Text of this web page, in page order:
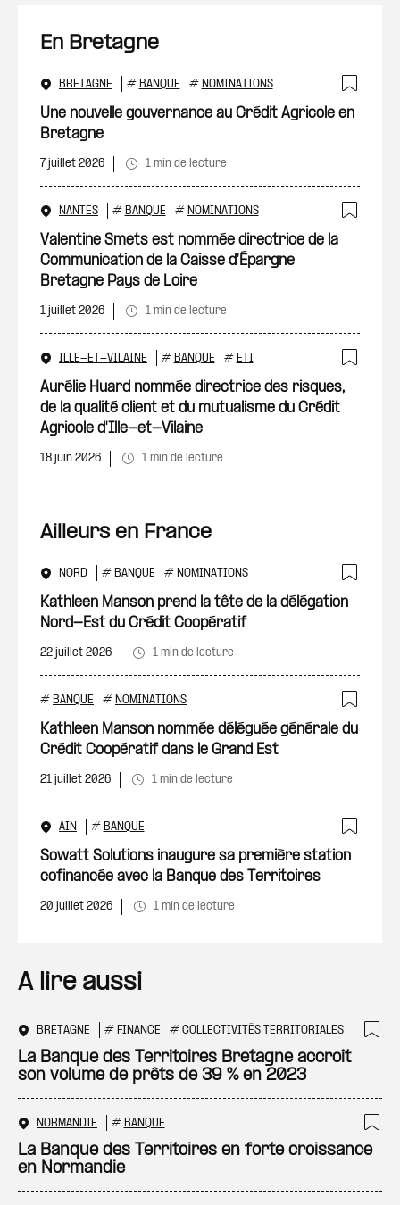
En Bretagne
BRETAGNE # BANQUE # NOMINATIONS
Une nouvelle gouvernance au Crédit Agricole en
Bretagne
7 juillet 2026 1 min de lecture
NANTES # BANQUE # NOMINATIONS
Valentine Smets est nommée directrice de la
Communication de la Caisse d’Épargne
Bretagne Pays de Loire
1 juillet 2026 1 min de lecture
ILLE-ET-VILAINE # BANQUE # ETI
Aurélie Huard nommée directrice des risques,
de la qualité client et du mutualisme du Crédit
Agricole d'Ille-et-Vilaine
18 juin 2026 1 min de lecture
Ailleurs en France
NORD # BANQUE # NOMINATIONS
Kathleen Manson prend la tête de la délégation
Nord-Est du Crédit Coopératif
22 juillet 2026 1 min de lecture
# BANQUE # NOMINATIONS
Kathleen Manson nommée déléguée générale du
Crédit Coopératif dans le Grand Est
21 juillet 2026 1 min de lecture
AIN # BANQUE
Sowatt Solutions inaugure sa première station
cofinancée avec la Banque des Territoires
20 juillet 2026 1 min de lecture
A lire aussi
BRETAGNE # FINANCE # COLLECTIVITÉS TERRITORIALES
La Banque des Territoires Bretagne accroît
son volume de prêts de 39 % en 2023
NORMANDIE # BANQUE
La Banque des Territoires en forte croissance
en Normandie